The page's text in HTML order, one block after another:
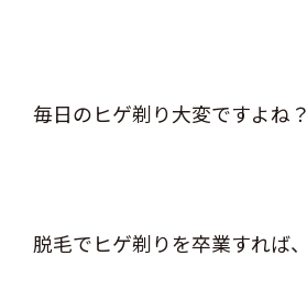
毎日のヒゲ剃り大変ですよね？
脱毛でヒゲ剃りを卒業すれば、